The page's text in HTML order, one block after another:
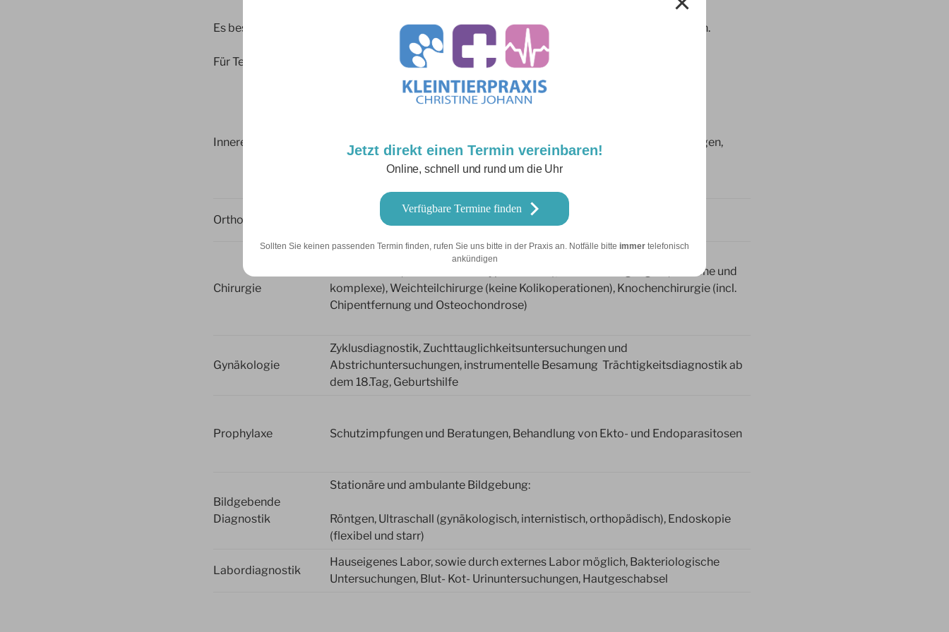
Jetzt direkt einen Termin vereinbaren!
Online, schnell und rund um die Uhr
Verfügbare Termine finden
Sollten Sie keinen passenden Termin finden, rufen Sie uns bitte in der Praxis an. Notfälle bitte immer telefonisch
ankündigen
Es besteht ebenfalls die Möglichkeit diese Patienten stationär unterzubringen und zu versorgen.
Für Termine und Anfragen wenden Sie sich bitte an unsere Praxismitarbeiter.
Innere Medizin
Belastungsprüfung und Trainingskontrolle, Magen- und Darmerkrankungen,
sowie Fütterungsberatung
Orthopädie Lahmheitsuntersuchungen, ausführliche orthopädische Diagnostik
Chirurgie
Kastrationen (einschließlich Kryptorchiden), Wundversorgungen (einfache und
komplexe), Weichteilchirurge (keine Kolikoperationen), Knochenchirurgie (incl.
Chipentfernung und Osteochondrose)
Gynäkologie
Zyklusdiagnostik, Zuchttauglichkeitsuntersuchungen und
Abstrichuntersuchungen, instrumentelle Besamung Trächtigkeitsdiagnostik ab
dem 18.Tag, Geburtshilfe
Prophylaxe Schutzimpfungen und Beratungen, Behandlung von Ekto- und Endoparasitosen
Bildgebende
Diagnostik
Stationäre und ambulante Bildgebung:
Röntgen, Ultraschall (gynäkologisch, internistisch, orthopädisch), Endoskopie
(flexibel und starr)
Labordiagnostik
Hauseigenes Labor, sowie durch externes Labor möglich, Bakteriologische
Untersuchungen, Blut- Kot- Urinuntersuchungen, Hautgeschabsel